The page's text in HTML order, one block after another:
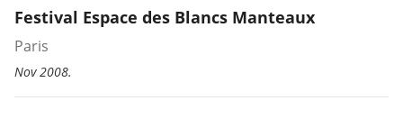
Festival Espace des Blancs Manteaux
Paris
Nov 2008.